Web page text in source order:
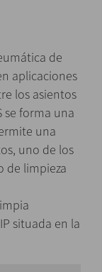
de
aplicaciones
los asientos
se forma una
una
uno de los
de limpieza
situada en la